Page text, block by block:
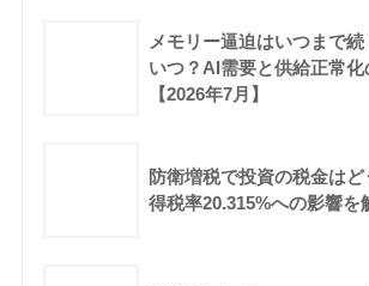
メモリー逼迫はいつまで
いつ？AI需要と供給正常化
【2026年7月】
防衛増税で投資の税金は
得税率20.315%への影響を